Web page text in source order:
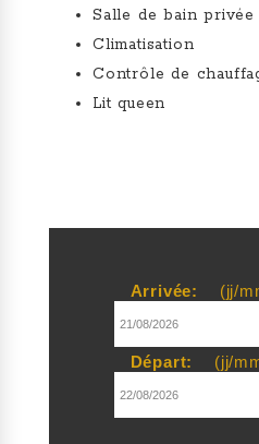
Salle de bain
Climatisation
Contrôle de
Lit queen
Arrivée: (jj/
Départ: (jj/